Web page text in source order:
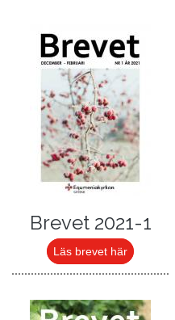
Brevet 2021-1
Läs brevet här